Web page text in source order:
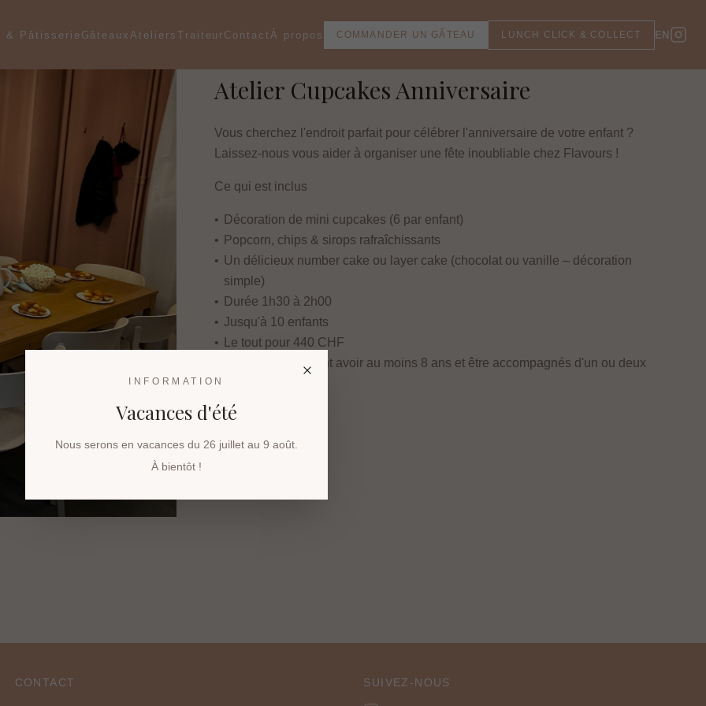
& Pâtisserie GâteauxAteliers Traiteur Contact À propos COMMANDER UN GÂTEAU LUNCH CLICK & COLLECT EN
Atelier Cupcakes Anniversaire
Vous cherchez l'endroit parfait pour célébrer l'anniversaire de votre enfant ?
Laissez-nous vous aider à organiser une fête inoubliable chez Flavours !
Ce qui est inclus
• Décoration de mini cupcakes (6 par enfant)
• Popcorn, chips & sirops rafraîchissants
• Un délicieux number cake ou layer cake (chocolat ou vanille – décoration
simple)
• Durée 1h30 à 2h00
• Jusqu'à 10 enfants
•
Le tout pour 440 CHF
Les enfants doivent avoir au moins 8 ans et être accompagnés d'un ou deux
CONTACT SUIVEZ-NOUS
INFORMATION
Vacances d'été
Nous serons en vacances du 26 juillet au 9 août.
À bientôt !